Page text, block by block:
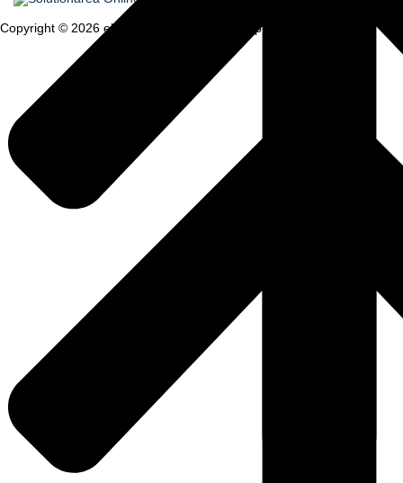
Copyright © 2026 elitemedicale.ro. Toate drepturile rezervate.